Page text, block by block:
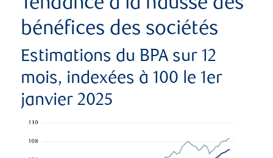
bénéfices des sociétés
Estimations du BPA sur 12
mois, indexées à 100 le 1er
janvier 2025